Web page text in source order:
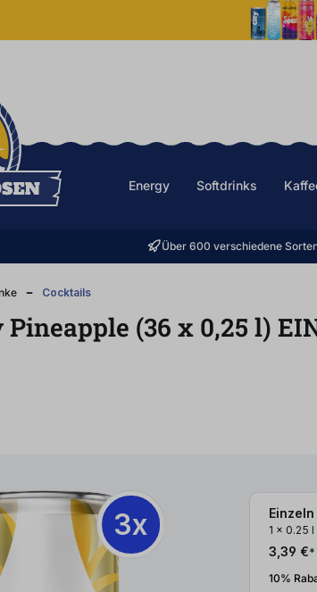
Energy Softdrinks
Über 600 verschiedene
Cocktails
(36 x 0,25 l)
3x Einzeln
1 x 0.25 l
3,39 €*
10%